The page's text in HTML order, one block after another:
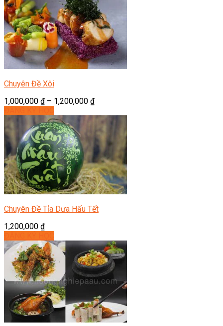
Chuyên Đề Xôi
1,000,000 ₫– 1,200,000 ₫
Chuyên Đề Tỉa Dưa Hấu Tết
1,200,000 ₫